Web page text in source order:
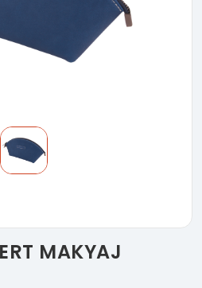
MAKYAJ